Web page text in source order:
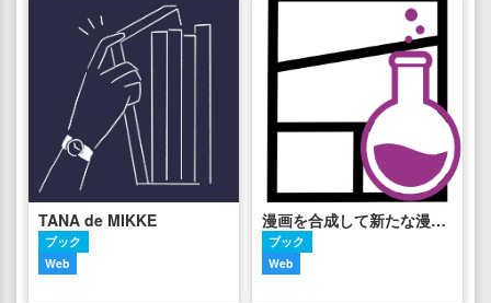
TANA de MIKKE
ブック
Web
漫画を合成して新たな漫画を発掘
ブック
Web